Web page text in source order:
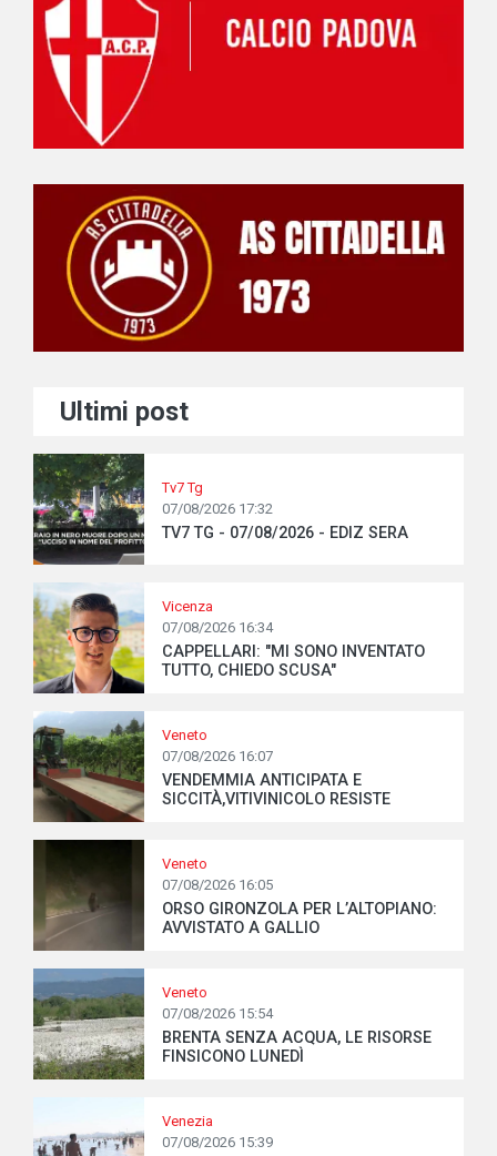
Ultimi post
Tv7 Tg
07/08/2026 17:32
TV7 TG - 07/08/2026 - EDIZ SERA
Vicenza
07/08/2026 16:34
CAPPELLARI: "MI SONO INVENTATO
TUTTO, CHIEDO SCUSA"
Veneto
07/08/2026 16:07
VENDEMMIA ANTICIPATA E
SICCITÀ,VITIVINICOLO RESISTE
Veneto
07/08/2026 16:05
ORSO GIRONZOLA PER L’ALTOPIANO:
AVVISTATO A GALLIO
Veneto
07/08/2026 15:54
BRENTA SENZA ACQUA, LE RISORSE
FINSICONO LUNEDÌ
Venezia
07/08/2026 15:39